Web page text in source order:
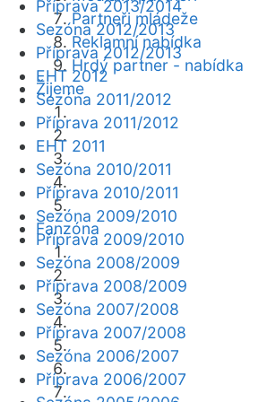
Partneři mládeže
Reklamní nabídka
Hrdý partner - nabídka
Žijeme
Fanzóna
Příprava 2013/2014
Sezóna 2012/2013
Příprava 2012/2013
EHT 2012
Sezóna 2011/2012
Příprava 2011/2012
EHT 2011
Sezóna 2010/2011
Příprava 2010/2011
Sezóna 2009/2010
Příprava 2009/2010
Sezóna 2008/2009
Příprava 2008/2009
Sezóna 2007/2008
Příprava 2007/2008
Sezóna 2006/2007
Příprava 2006/2007